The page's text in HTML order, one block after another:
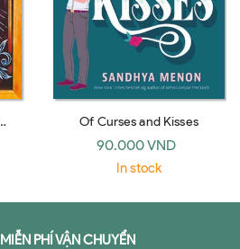
Of Curses and Kisses
90.000 VND
In stock
MIỄN PHÍ VẬN CHUYỂN